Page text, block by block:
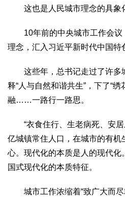
这也是人民城市理念的具象
10年前的中央城市工作会议
理念，汇入习近平新时代中国特
这些年，总书记走过了许多
释“人与自然和谐共生”，下了“
融……一路行一路思。
“衣食住行、生老病死、安居
亿城镇常住人口，在城市的有
心。现代化的本质是人的现代化
国式现代化的本质特征。
城市工作浓缩着“致广大而尽